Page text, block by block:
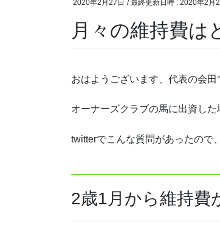
2020年2月27日 / 最終更新日時 : 2020年2月
月々の維持費は
おはようございます、代表の会田
オーナーズクラブの馬に出資し
twitterでこんな質問があったので
2歳1月から維持費